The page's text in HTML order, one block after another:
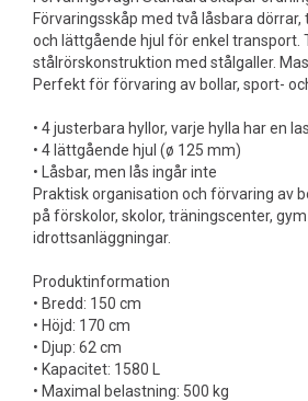
Förvaringsskåp med två låsbara
och lättgående hjul för enkel transport.
stålrörskonstruktion med stålgaller.
Perfekt för förvaring av bollar, sport-
• 4 justerbara hyllor, varje hylla har en
• 4 lättgående hjul (ø 125 mm)
• Låsbar, men lås ingår inte
Praktisk organisation och förvaring av
på förskolor, skolor, träningscenter,
idrottsanläggningar.
Produktinformation
• Bredd: 150 cm
• Höjd: 170 cm
• Djup: 62 cm
• Kapacitet: 1580 L
• Maximal belastning: 500 kg